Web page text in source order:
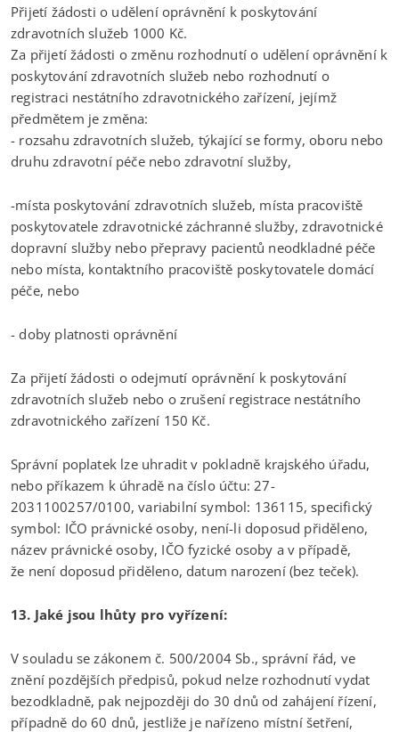
Přijetí žádosti o udělení oprávnění k poskytování
zdravotních služeb 1000 Kč.
Za přijetí žádosti o změnu rozhodnutí o udělení oprávnění k
poskytování zdravotních služeb nebo rozhodnutí o
registraci nestátního zdravotnického zařízení, jejímž
předmětem je změna:
- rozsahu zdravotních služeb, týkající se formy, oboru nebo
druhu zdravotní péče nebo zdravotní služby,
-místa poskytování zdravotních služeb, místa pracoviště
poskytovatele zdravotnické záchranné služby, zdravotnické
dopravní služby nebo přepravy pacientů neodkladné péče
nebo místa, kontaktního pracoviště poskytovatele domácí
péče, nebo
- doby platnosti oprávnění
Za přijetí žádosti o odejmutí oprávnění k poskytování
zdravotních služeb nebo o zrušení registrace nestátního
zdravotnického zařízení 150 Kč.
Správní poplatek lze uhradit v pokladně krajského úřadu,
nebo příkazem k úhradě na číslo účtu: 27-
2031100257/0100, variabilní symbol: 136115, specifický
symbol: IČO právnické osoby, není-li doposud přiděleno,
název právnické osoby, IČO fyzické osoby a v případě,
že není doposud přiděleno, datum narození (bez teček).
13. Jaké jsou lhůty pro vyřízení:
V souladu se zákonem č. 500/2004 Sb., správní řád, ve
znění pozdějších předpisů, pokud nelze rozhodnutí vydat
bezodkladně, pak nejpozději do 30 dnů od zahájení řízení,
případně do 60 dnů, jestliže je nařízeno místní šetření,